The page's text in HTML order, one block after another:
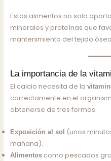
Estos alimentos no solo
minerales y proteínas que
mantenimiento del tejido
La importancia de la
El calcio necesita de la
correctamente en el
obtenerse de tres formas:
Exposición al sol (unos
mañana).
Alimentos como pescados